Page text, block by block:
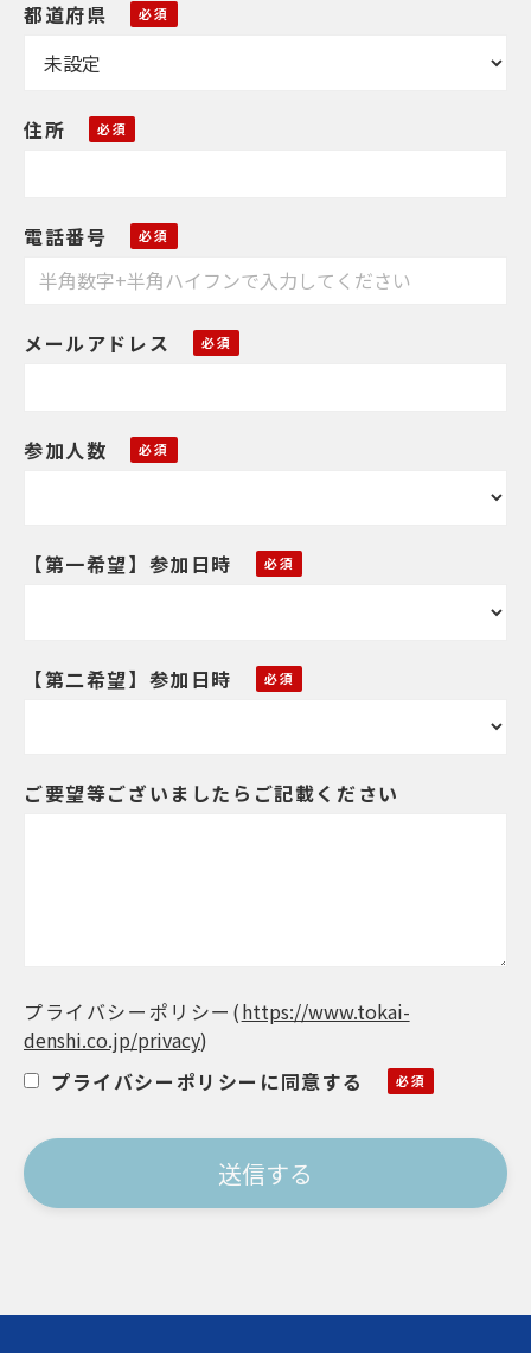
都道府県
住所
電話番号
メールアドレス
参加人数
【第一希望】参加日時
【第二希望】参加日時
ご要望等ございましたらご記載ください
プライバシーポリシー (https://www.tokai-
denshi.co.jp/privacy)
プライバシーポリシーに同意する